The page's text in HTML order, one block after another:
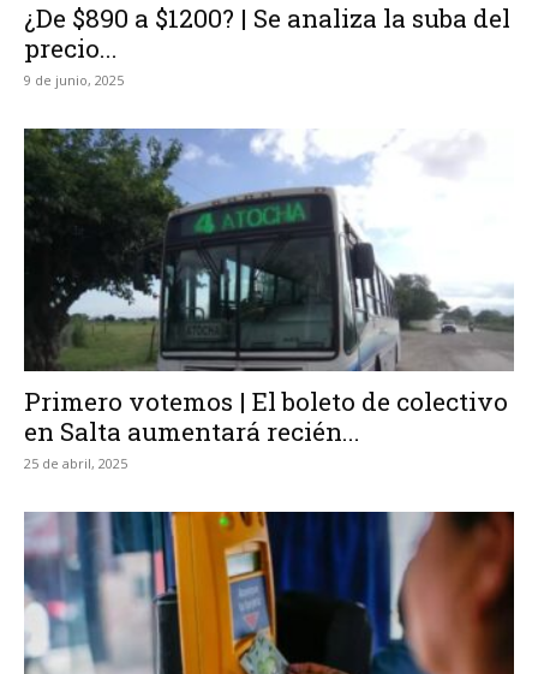
¿De $890 a $1200? | Se analiza la suba del
precio...
9 de junio, 2025
Primero votemos | El boleto de colectivo
en Salta aumentará recién...
25 de abril, 2025